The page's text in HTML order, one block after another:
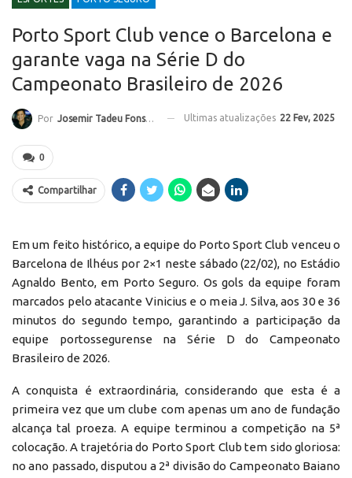
Porto Sport Club vence o Barcelona e
garante vaga na Série D do
Campeonato Brasileiro de 2026
Por Josemir Tadeu Fonseca Ultimas atualizações 22 Fev, 2025
0
Compartilhar
Em um feito histórico, a equipe do Porto Sport Club venceu o
Barcelona de Ilhéus por 2×1 neste sábado (22/02), no Estádio
Agnaldo Bento, em Porto Seguro. Os gols da equipe foram
marcados pelo atacante Vinicius e o meia J. Silva, aos 30 e 36
minutos do segundo tempo, garantindo a participação da
equipe portossegurense na Série D do Campeonato
Brasileiro de 2026.
A conquista é extraordinária, considerando que esta é a
primeira vez que um clube com apenas um ano de fundação
alcança tal proeza. A equipe terminou a competição na 5ª
colocação. A trajetória do Porto Sport Club tem sido gloriosa:
no ano passado, disputou a 2ª divisão do Campeonato Baiano